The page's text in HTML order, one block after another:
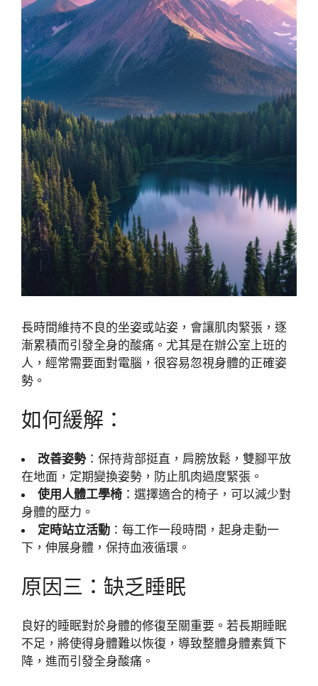
長時間維持不良的坐姿或站姿，會讓肌肉緊張，逐
漸累積而引發全身的酸痛。尤其是在辦公室上班的
人，經常需要面對電腦，很容易忽視身體的正確姿
勢。
如何緩解：
改善姿勢：保持背部挺直，肩膀放鬆，雙腳平放
在地面，定期變換姿勢，防止肌肉過度緊張。
使用人體工學椅 ：選擇適合的椅子，可以減少對
身體的壓力。
定時站立活動 ：每工作一段時間，起身走動一
下，伸展身體，保持血液循環。
原因三：缺乏睡眠
良好的睡眠對於身體的修復至關重要。若長期睡眠
不足，將使得身體難以恢復，導致整體身體素質下
降，進而引發全身酸痛。